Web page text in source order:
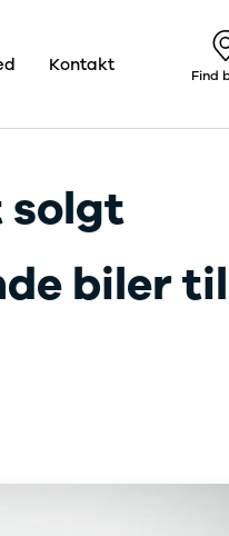
Kontakt Find
solgt
biler